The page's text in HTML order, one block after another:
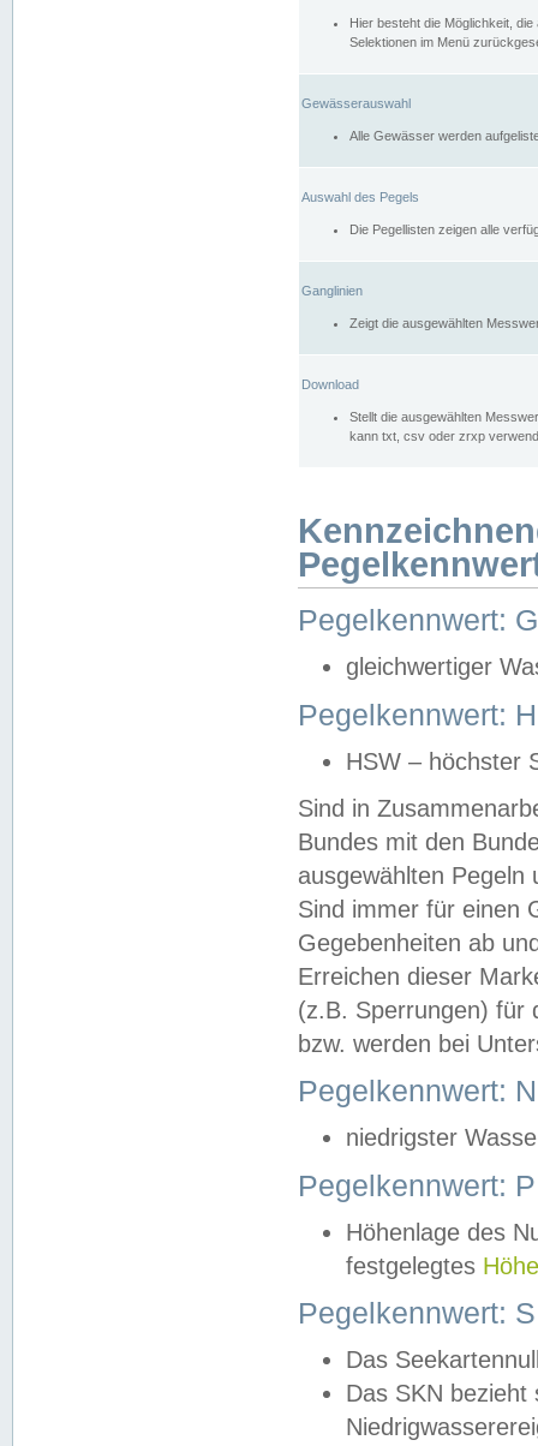
Hier besteht die Möglichkeit,
Selektionen im Menü
Gewässerauswahl
Alle Gewässer werden
Auswahl des Pegels
Die Pegellisten zeigen alle
Ganglinien
Zeigt die ausgewählten
Download
Stellt die ausgewählten
kann txt, csv oder zrxp
Pegelkennwert:
gleichwertiger
Pegelkennwert:
HSW – höchster
Sind in
Bundes mit den
ausgewählten
Sind immer für einen
Gegebenheiten ab
Erreichen dieser
(z.B. Sperrungen) für
bzw. werden bei
Pegelkennwert:
niedrigster
Pegelkennwert:
Höhenlage des
festgelegtes
Pegelkennwert:
Das
Das SKN